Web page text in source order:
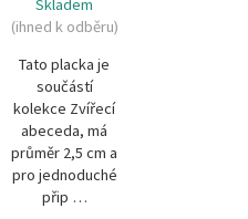
(ihned k odběru)
Tato placka je
součástí
kolekce Zvířecí
abeceda, má
průměr 2,5 cm a
pro jednoduché
přip …